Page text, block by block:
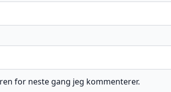
for neste gang jeg kommenterer.